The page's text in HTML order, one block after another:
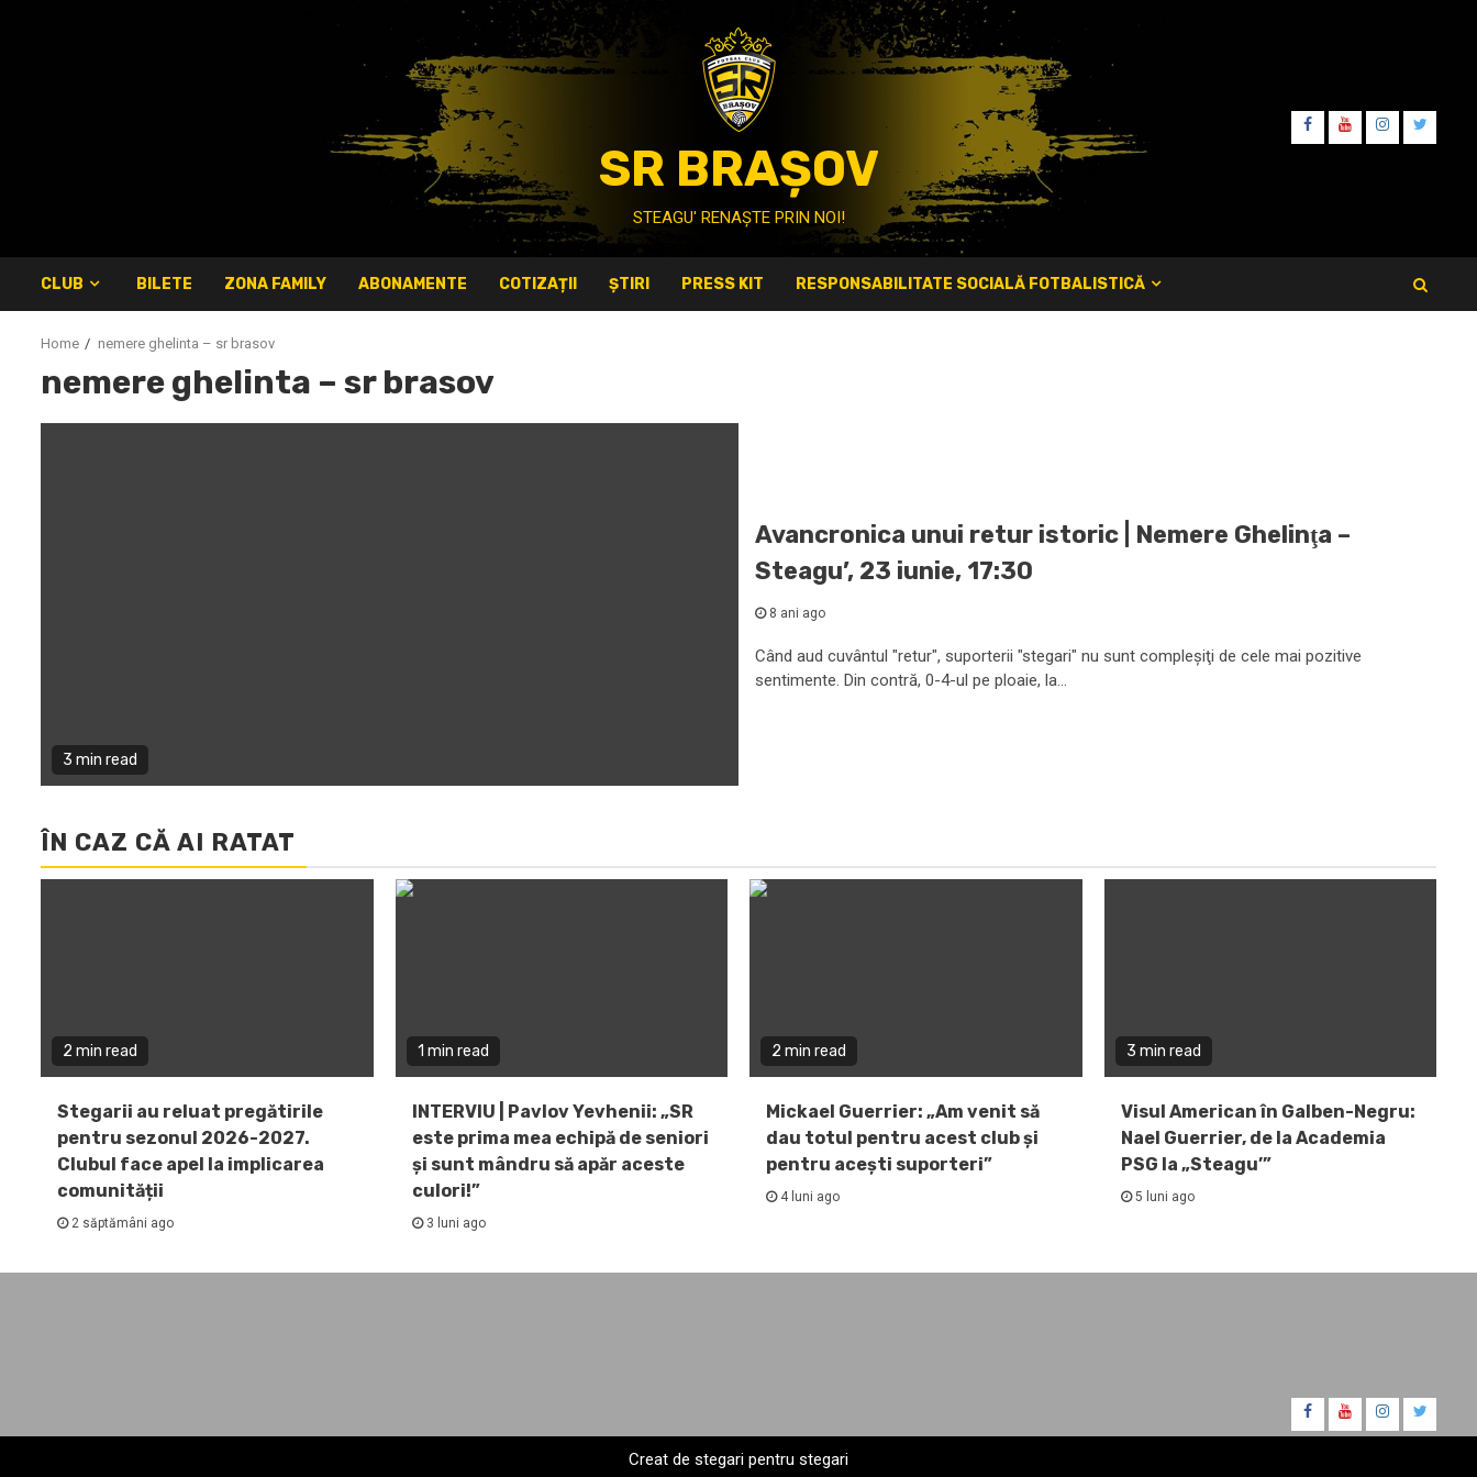
SR BRAȘOV
STEAGU' RENAȘTE PRIN NOI!
FB YT IT TW
CLUB BILETE ZONA FAMILY ABONAMENTE COTIZAȚII ȘTIRI PRESS KIT RESPONSABILITATE SOCIALĂ FOTBALISTICĂ
Home nemere ghelinta – sr brasov
nemere ghelinta – sr brasov
3 min read
Avancronica unui retur istoric | Nemere Ghelinţa –
Steagu’, 23 iunie, 17:30
8 ani ago
Când aud cuvântul "retur", suporterii "stegari" nu sunt compleşiţi de cele mai pozitive
sentimente. Din contră, 0-4-ul pe ploaie, la...
ÎN CAZ CĂ AI RATAT
2 min read
Stegarii au reluat pregătirile
pentru sezonul 2026-2027.
Clubul face apel la implicarea
comunității
2 săptămâni ago
1 min read
INTERVIU | Pavlov Yevhenii: „SR
este prima mea echipă de seniori
și sunt mândru să apăr aceste
culori!”
3 luni ago
2 min read
Mickael Guerrier: „Am venit să
dau totul pentru acest club și
pentru acești suporteri”
4 luni ago
3 min read
Visul American în Galben-Negru:
Nael Guerrier, de la Academia
PSG la „Steagu’”
5 luni ago
FB YT IT TW
Creat de stegari pentru stegari